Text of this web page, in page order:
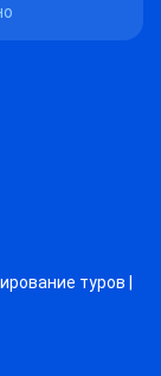
туров |